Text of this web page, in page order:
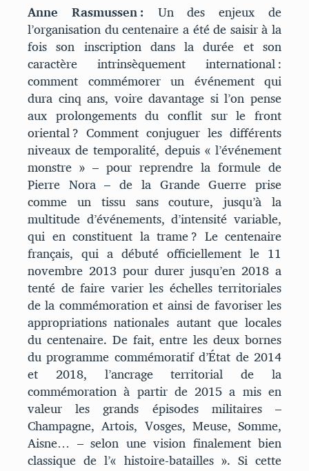
Anne Rasmussen : Un des enjeux de
l’organisation du centenaire a été de saisir à la
fois son inscription dans la durée et son
caractère intrinsèquement international :
comment commémorer un événement qui
dura cinq ans, voire davantage si l’on pense
aux prolongements du conflit sur le front
oriental ? Comment conjuguer les différents
niveaux de temporalité, depuis « l’événement
monstre » – pour reprendre la formule de
Pierre Nora – de la Grande Guerre prise
comme un tissu sans couture, jusqu’à la
multitude d’événements, d’intensité variable,
qui en constituent la trame ? Le centenaire
français, qui a débuté officiellement le 11
novembre 2013 pour durer jusqu’en 2018 a
tenté de faire varier les échelles territoriales
de la commémoration et ainsi de favoriser les
appropriations nationales autant que locales
du centenaire. De fait, entre les deux bornes
du programme commémoratif d’État de 2014
et 2018, l’ancrage territorial de la
commémoration à partir de 2015 a mis en
valeur les grands épisodes militaires –
Champagne, Artois, Vosges, Meuse, Somme,
Aisne… – selon une vision finalement bien
classique de l’« histoire-batailles ». Si cette